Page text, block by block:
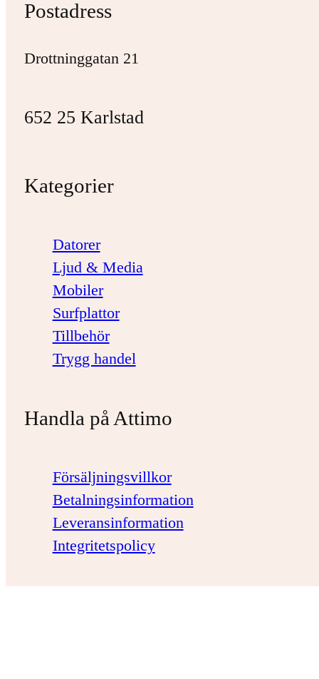
Postadress
Drottninggatan 21
652 25 Karlstad
Kategorier
Datorer
Ljud & Media
Mobiler
Surfplattor
Tillbehör
Trygg handel
Handla på Attimo
Försäljningsvillkor
Betalningsinformation
Leveransinformation
Integritetspolicy